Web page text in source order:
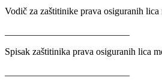
Vodič za zaštitinike prava osiguranih lica
Spisak zaštitinika prava osiguranih lica